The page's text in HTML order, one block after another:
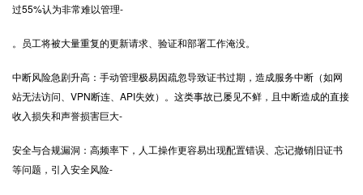
过55%认为非常难以管理-
。员工将被大量重复的更新请求、验证和部署工作淹没。
中断风险急剧升高：手动管理极易因疏忽导致证书过期，造成服务中断（如网
站无法访问、VPN断连、API失效）。这类事故已屡见不鲜，且中断造成的直接
收入损失和声誉损害巨大-
安全与合规漏洞：高频率下，人工操作更容易出现配置错误、忘记撤销旧证书
等问题，引入安全风险-